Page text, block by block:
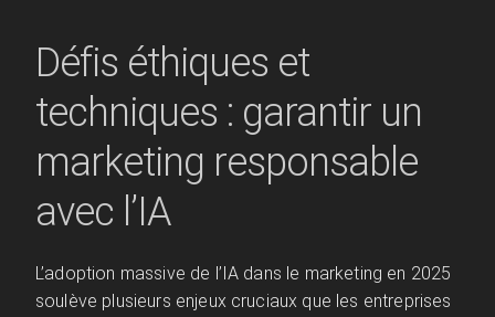
Défis éthiques et
techniques : garantir un
marketing responsable
avec l’IA
L’adoption massive de l’IA dans le marketing en 2025
soulève plusieurs enjeux cruciaux que les entreprises